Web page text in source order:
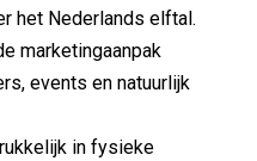
het Nederlands elftal.
marketingaanpak
events en natuurlijk
in fysieke